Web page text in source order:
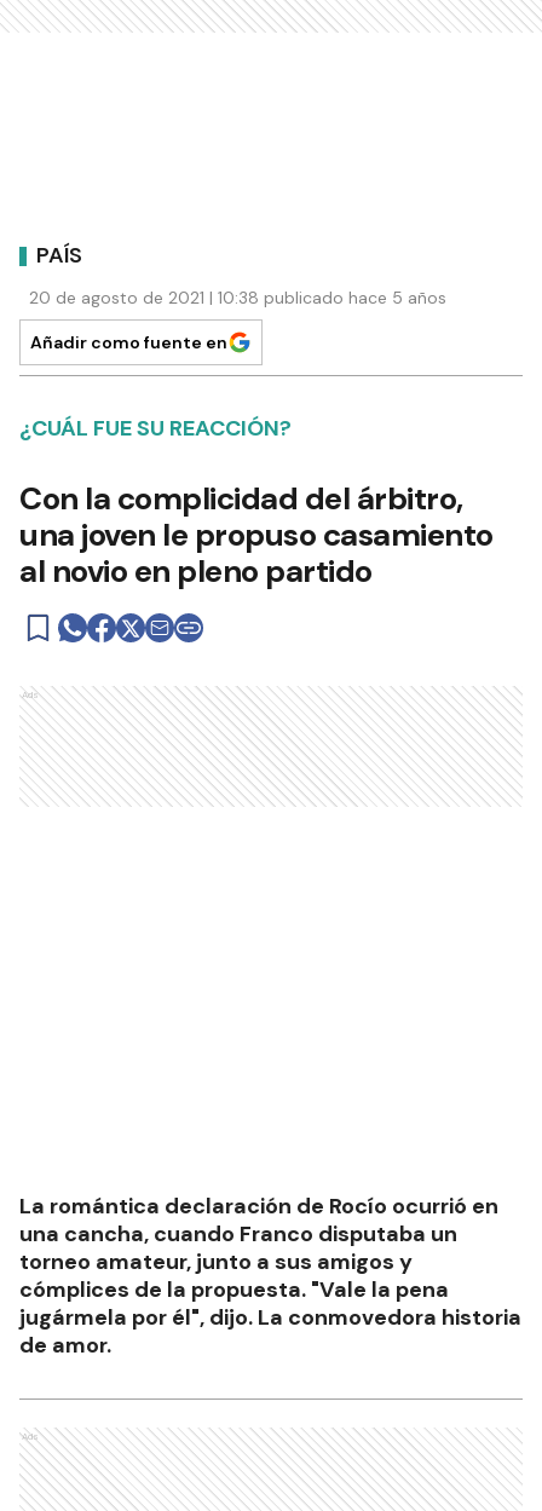
PAÍS
20 de agosto de 2021 | 10:38 publicado hace 5 años
Añadir como fuente en
¿CUÁL FUE SU REACCIÓN?
Con la complicidad del árbitro,
una joven le propuso casamiento
al novio en pleno partido
Ads
La romántica declaración de Rocío ocurrió en
una cancha, cuando Franco disputaba un
torneo amateur, junto a sus amigos y
cómplices de la propuesta. "Vale la pena
jugármela por él", dijo. La conmovedora historia
de amor.
Ads